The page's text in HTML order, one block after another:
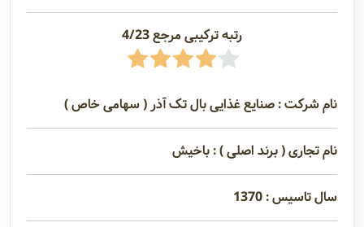
رتبه ترکیبی مرجع 4/23
نام شرکت : صنایع غذایی بال تک آذر ( سهامی خاص )
نام تجاری ( برند اصلی ) : باخیش
سال تاسیس : 1370